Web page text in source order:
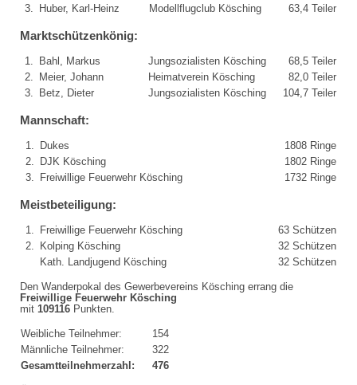
3.
Huber, Karl-Heinz Modellflugclub Kösching 63,4 Teiler
Marktschützenkönig:
1. Bahl, Markus Jungsozialisten Kösching
68,5 Teiler
2.
Meier, Johann Heimatverein Kösching
82,0 Teiler
3.
Betz, Dieter Jungsozialisten Kösching 104,7 Teiler
Mannschaft:
1. Dukes
1808 Ringe
2.
DJK Kösching
1802 Ringe
3.
Freiwillige Feuerwehr Kösching 1732 Ringe
Meistbeteiligung:
1. Freiwillige Feuerwehr Kösching
63 Schützen
2.
Kolping Kösching
32 Schützen
Kath. Landjugend Kösching
32 Schützen
Den Wanderpokal des Gewerbevereins Kösching errang die
Freiwillige Feuerwehr Kösching
mit 109116 Punkten.
Weibliche Teilnehmer:
154
Männliche Teilnehmer:
322
Gesamtteilnehmerzahl:
476